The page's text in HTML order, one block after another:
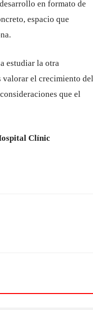
en formato de
espacio que
estudiar la otra
valorar el crecimiento del
que el
Clínic